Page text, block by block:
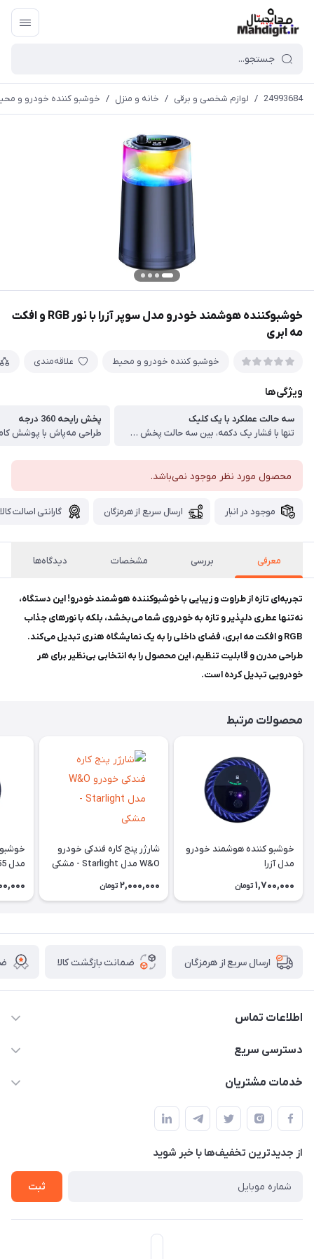
24993684
/ لوازم شخصی و برقی / خانه و منزل / خوشبو کننده خودرو و
خوشبوکننده هوشمند خودرو مدل سوپر آزرا با نور RGB و افکت
مه ابری
خوشبو کننده خودرو و محیط علاقه‌مندی
ویژگی‌ها
سه حالت عملکرد با یک کلیک
تنها با فشار یک دکمه، بین سه حالت پخش رایحه جابه‌جا شوید: مداوم، متناوب و هوشمند
پخش رایحه 360 درجه
محصول مورد نظر موجود نمی‌باشد.
موجود در انبار ارسال سریع از هرمزگان گارانتی اصالت کالا
معرفی بررسی مشخصات دیدگاه‌ها
تجربه‌ای تازه از طراوت و زیبایی با خوشبوکننده هوشمند خودرو! این دستگاه،
نه‌تنها عطری دلپذیر و تازه به خودروی شما می‌بخشد، بلکه با نورهای جذاب
RGB و افکت مه ابری، فضای داخلی را به یک نمایشگاه هنری تبدیل می‌کند.
طراحی مدرن و قابلیت تنظیم، این محصول را به انتخابی بی‌نظیر برای هر
خودرویی تبدیل کرده است.
محصولات مرتبط
خوشبو کننده هوشمند خودرو
مدل آزرا
1,700,000 تومان
شارژر پنج کاره فندکی خودرو
W&O مدل Starlight - مشکی
2,000,000 تومان
مدل P55
ارسال سریع از هرمزگان ضمانت بازگشت کالا
اطلاعات تماس
09170079505
دسترسی سریع
حساب کاربری
لیست محصولات
درباره ما
خدمات مشتریان
قوانین و مقررات
حریم خصوصی
راهنما
از جدید‌ترین تخفیف‌ها با‌ خبر شوید
ثبت